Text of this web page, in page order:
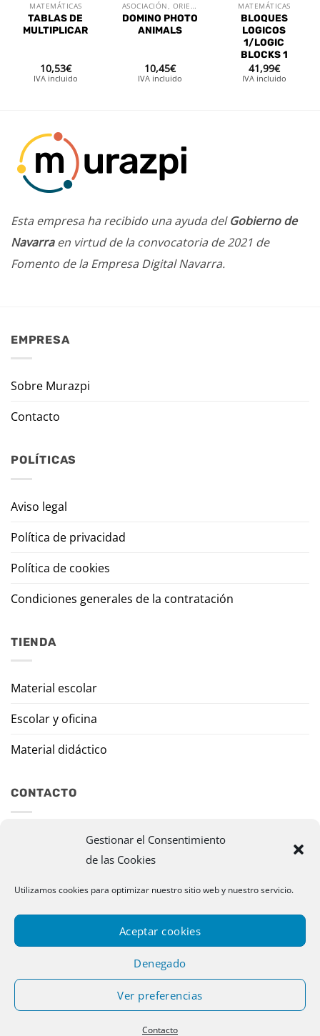
Gestionar el Consentimiento
de las Cookies
Utilizamos cookies para optimizar nuestro sitio web y nuestro servicio.
Aceptar cookies
Denegado
Ver preferencias
Contacto
MATEMÁTICAS
TABLAS DE
MULTIPLICAR
10,53€
IVA incluido
ASOCIACIÓN, ORIENTACIÓN Y MEMORIA
DOMINO PHOTO
ANIMALS
10,45€
IVA incluido
MATEMÁTICAS
BLOQUES
LOGICOS
1/LOGIC
BLOCKS 1
41,99€
IVA incluido
Esta empresa ha recibido una ayuda delGobierno de
Navarraen virtud de la convocatoria de 2021 de
Fomento de la Empresa Digital Navarra.
EMPRESA
Sobre Murazpi
Contacto
POLÍTICAS
Aviso legal
Política de privacidad
Política de cookies
Condiciones generales de la contratación
TIENDA
Material escolar
Escolar y oficina
Material didáctico
CONTACTO
Travesía Tomas de Burgui, 8 31013 Ansoáin (Navarra)
948 234 436 – 623 195 518
Copyright 2026 © Murazpi. Todos los derechos reservados |